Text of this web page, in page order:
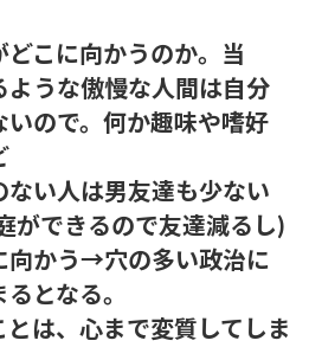
こに向かうのか。当
うな傲慢な人間は自分
いので。何か趣味や嗜好
い人は男友達も少ない
ができるので友達減るし)
向かう→穴の多い政治に
となる。
は、心まで変質してしま